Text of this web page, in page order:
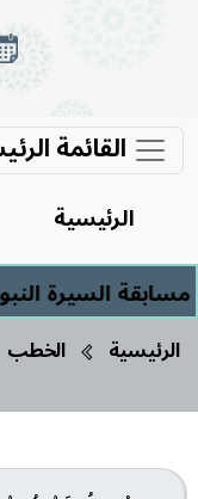
القائمة
الرئيسية
السيرة النبوية
الرئيسية الخطب